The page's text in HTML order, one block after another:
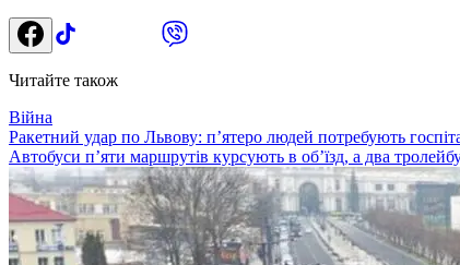
Читайте також
Війна
Ракетний удар по Львову: п’ятеро людей потребують
Автобуси п’яти маршрутів курсують в об’їзд, а два